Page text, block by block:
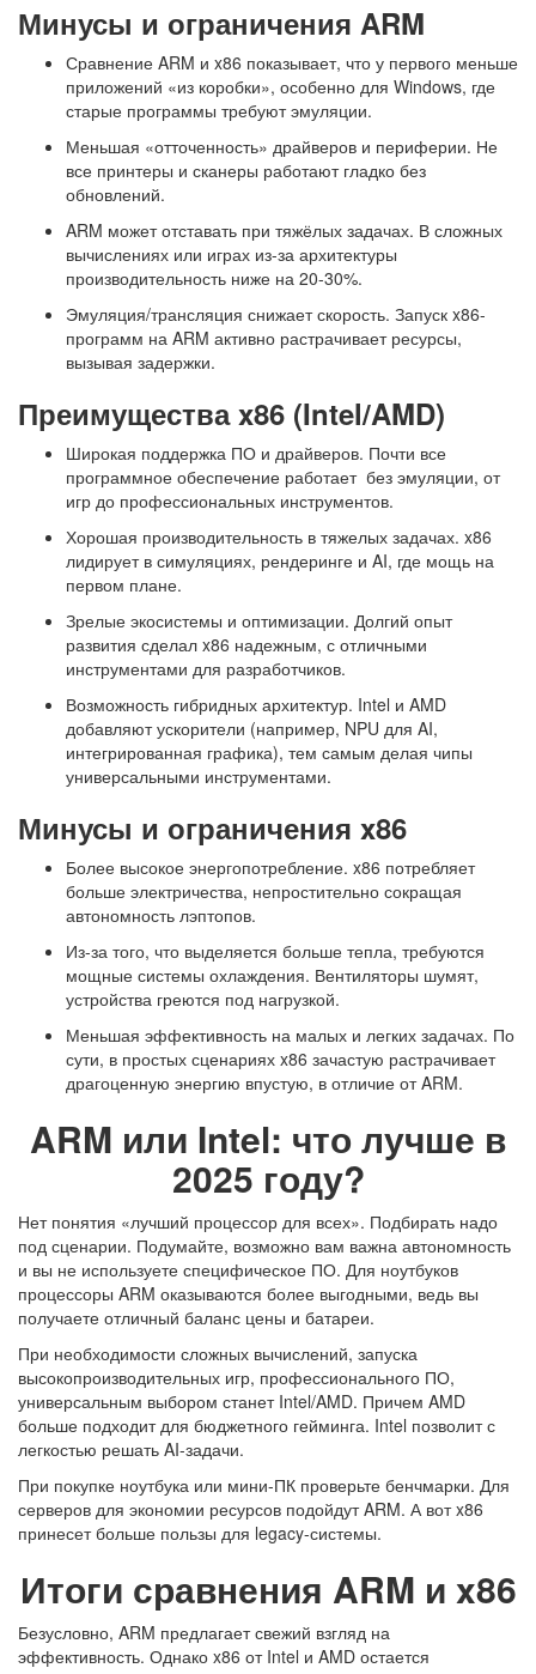
Минусы и ограничения ARM
Сравнение ARM и x86 показывает, что у первого меньше
приложений «из коробки», особенно для Windows, где
старые программы требуют эмуляции.
Меньшая «отточенность» драйверов и периферии. Не
все принтеры и сканеры работают гладко без
обновлений.
ARM может отставать при тяжёлых задачах. В сложных
вычислениях или играх из-за архитектуры
производительность ниже на 20-30%.
Эмуляция/трансляция снижает скорость. Запуск x86-
программ на ARM активно растрачивает ресурсы,
вызывая задержки.
Преимущества x86 (Intel/AMD)
Широкая поддержка ПО и драйверов. Почти все
программное обеспечение работает без эмуляции, от
игр до профессиональных инструментов.
Хорошая производительность в тяжелых задачах. x86
лидирует в симуляциях, рендеринге и AI, где мощь на
первом плане.
Зрелые экосистемы и оптимизации. Долгий опыт
развития сделал x86 надежным, с отличными
инструментами для разработчиков.
Возможность гибридных архитектур. Intel и AMD
добавляют ускорители (например, NPU для AI,
интегрированная графика), тем самым делая чипы
универсальными инструментами.
Минусы и ограничения x86
Более высокое энергопотребление. x86 потребляет
больше электричества, непростительно сокращая
автономность лэптопов.
Из-за того, что выделяется больше тепла, требуются
мощные системы охлаждения. Вентиляторы шумят,
устройства греются под нагрузкой.
Меньшая эффективность на малых и легких задачах. По
сути, в простых сценариях x86 зачастую растрачивает
драгоценную энергию впустую, в отличие от ARM.
ARM или Intel: что лучше в
2025 году?
Нет понятия «лучший процессор для всех». Подбирать надо
под сценарии. Подумайте, возможно вам важна автономность
и вы не используете специфическое ПО. Для ноутбуков
процессоры ARM оказываются более выгодными, ведь вы
получаете отличный баланс цены и батареи.
При необходимости сложных вычислений, запуска
высокопроизводительных игр, профессионального ПО,
универсальным выбором станет Intel/AMD. Причем AMD
больше подходит для бюджетного гейминга. Intel позволит с
легкостью решать AI-задачи.
При покупке ноутбука или мини-ПК проверьте бенчмарки. Для
серверов для экономии ресурсов подойдут ARM. А вот x86
принесет больше пользы для legacy-системы.
Итоги сравнения ARM и x86
Безусловно, ARM предлагает свежий взгляд на
эффективность. Однако x86 от Intel и AMD остается